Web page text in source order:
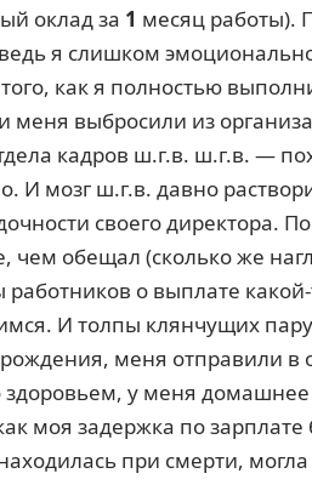
оклад за 1 месяц работы).
я слишком
как я полностью
меня выбросили из
кадров ш.г.в. ш.г.в. —
И мозг ш.г.в. давно
своего директора.
обещал (сколько же
о выплате
И толпы клянчущих
меня отправили в
у меня
моя задержка по зарплате
при смерти,